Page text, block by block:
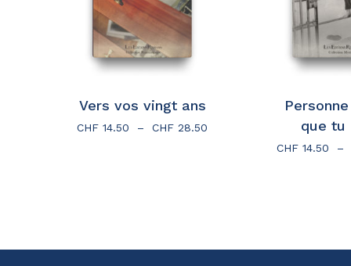
Vers vos vingt ans
CHF 14.50 – CHF 28.50
que tu
CHF 14.50 –